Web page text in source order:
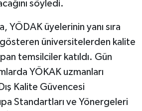
söyledi.
YÖDAK üyelerinin yanı sıra
gösteren üniversitelerden kalite
temsilciler katıldı. Gün
YÖKAK uzmanları
Kalite Güvencesi
Standartları ve Yönergeleri